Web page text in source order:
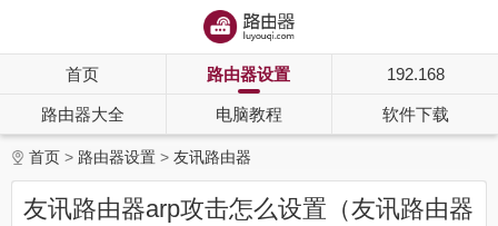
首页 路由器设置 192.168
路由器大全 电脑教程 软件下载
首页 路由器设置 友讯路由器
友讯路由器arp攻击怎么设置（友讯路由器